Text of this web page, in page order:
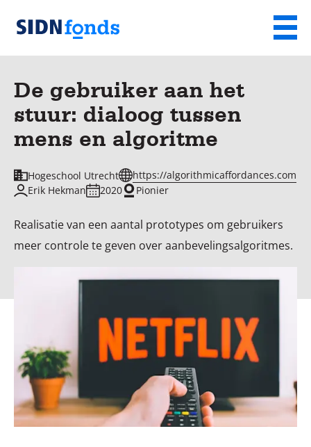
Sla de navigatie over en ga naar de inhoud
SIDN
fonds
Menu
De gebruiker aan het
stuur: dialoog tussen
mens en algoritme
Hogeschool Utrecht
https://algorithmicaffordances.com
Erik Hekman
2020 Pionier
Realisatie van een aantal prototypes om gebruikers
meer controle te geven over aanbevelingsalgoritmes.